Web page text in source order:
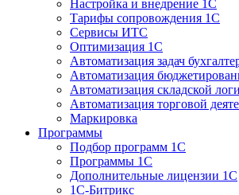
Настройка и внедрение 1С
Тарифы сопровождения 1С
Сервисы ИТС
Оптимизация 1С
Автоматизация задач
Автоматизация
Автоматизация складской
Автоматизация торговой
Маркировка
Программы
Подбор программ 1С
Программы 1С
Дополнительные лицензии 1С
1С-Битрикс